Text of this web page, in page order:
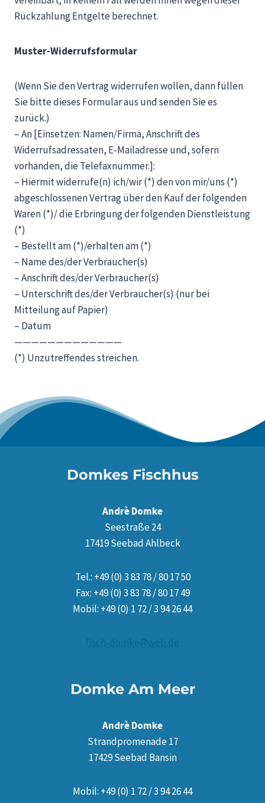
Rückzahlung Entgelte berechnet.
Muster-Widerrufsformular
(Wenn Sie den Vertrag widerrufen wollen, dann füllen
Sie bitte dieses Formular aus und senden Sie es
zurück.)
– An [Einsetzen: Namen/Firma, Anschrift des
Widerrufsadressaten, E-Mailadresse und, sofern
vorhanden, die Telefaxnummer.]:
– Hiermit widerrufe(n) ich/wir (*) den von mir/uns (*)
abgeschlossenen Vertrag über den Kauf der folgenden
Waren (*)/ die Erbringung der folgenden Dienstleistung
(*)
– Bestellt am (*)/erhalten am (*)
– Name des/der Verbraucher(s)
– Anschrift des/der Verbraucher(s)
– Unterschrift des/der Verbraucher(s) (nur bei
Mitteilung auf Papier)
– Datum
—————————————
(*) Unzutreffendes streichen.
Domkes Fischhus
Andrè Domke
Seestraße 24
17419 Seebad Ahlbeck
Tel.: +49 (0) 3 83 78 / 80 17 50
Fax: +49 (0) 3 83 78 / 80 17 49
Mobil: +49 (0) 1 72 / 3 94 26 44
fisch-domke@web.de
Domke Am Meer
Andrè Domke
Strandpromenade 17
17429 Seebad Bansin
Mobil: +49 (0) 1 72 / 3 94 26 44